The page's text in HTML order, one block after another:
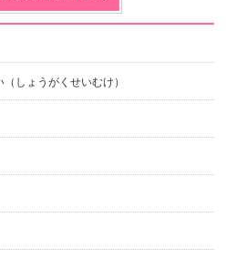
しょうがくせいむけ）